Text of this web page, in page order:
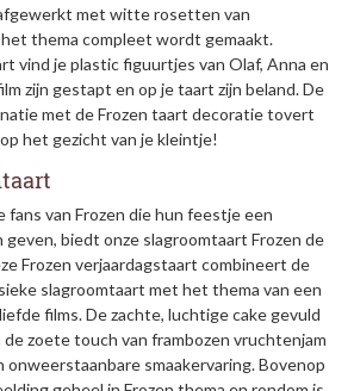
met witte rosetten van
thema compleet wordt gemaakt.
vind je plastic figuurtjes van Olaf, Anna en
zijn gestapt en op je taart zijn beland. De
met de Frozen taart decoratie tovert
het gezicht van je kleintje!
fans van Frozen die hun feestje een
biedt onze slagroomtaart Frozen de
Frozen verjaardagstaart combineert de
slagroomtaart met het thema van een
films. De zachte, luchtige cake gevuld
zoete touch van frambozen vruchtenjam
onweerstaanbare smaakervaring. Bovenop